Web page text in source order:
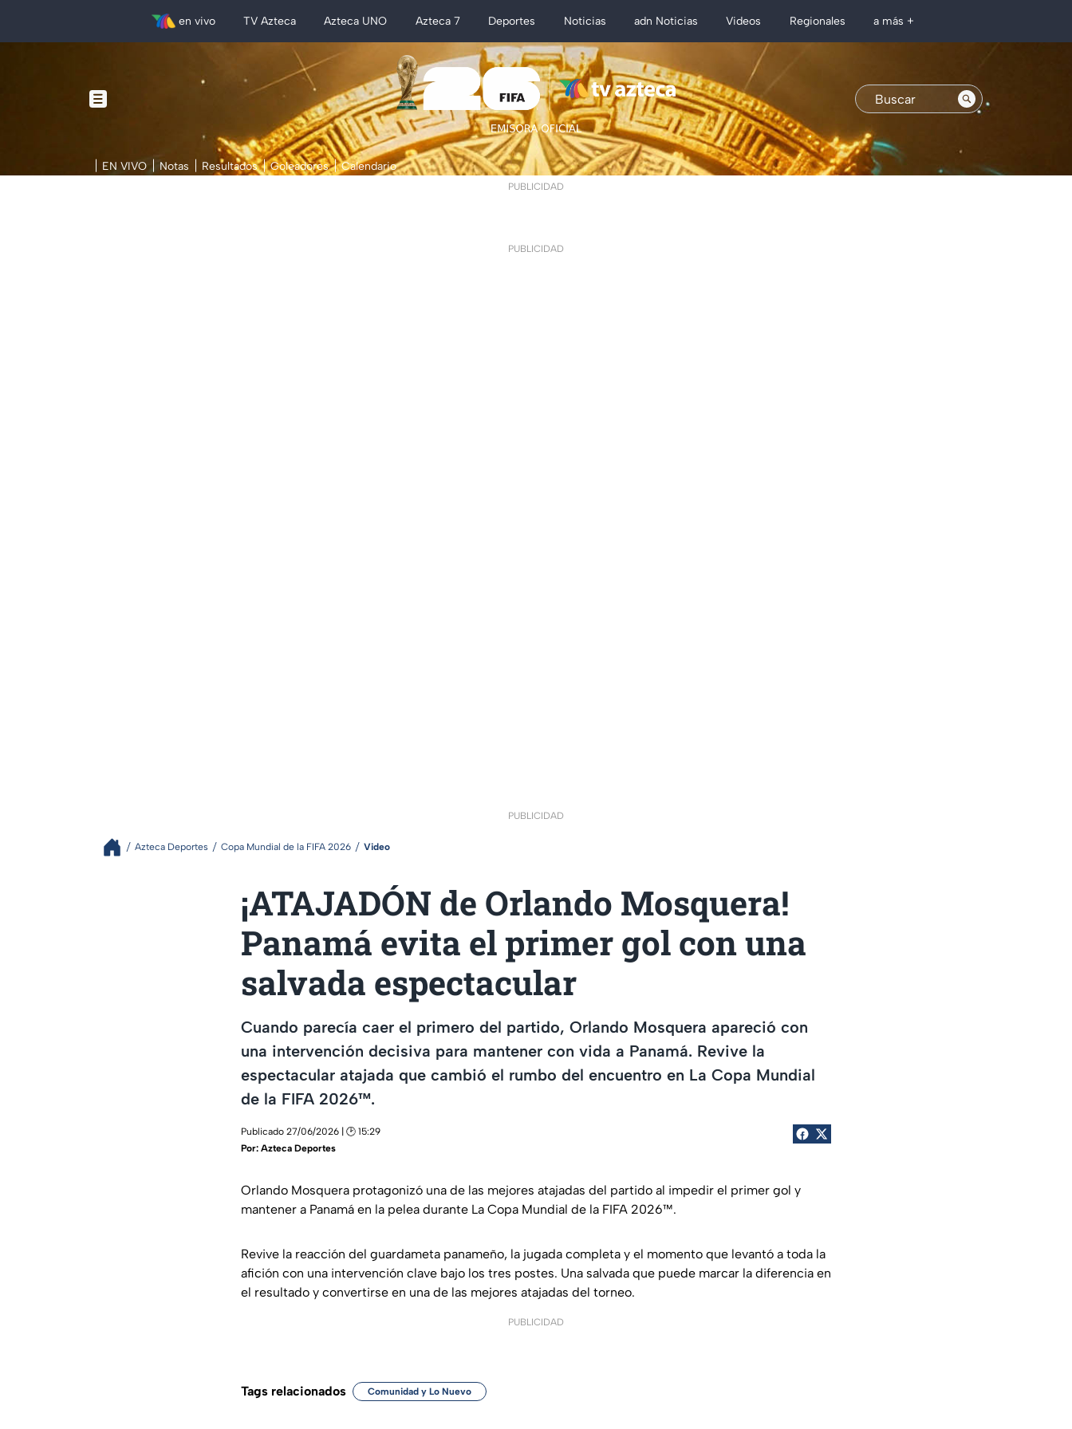
en vivo TV Azteca Azteca UNO Azteca 7 Deportes Noticias adn Noticias Videos Regionales a más +
EN VIVO Notas Resultados Goleadores Calendario
PUBLICIDAD
PUBLICIDAD
PUBLICIDAD
Azteca Deportes Copa Mundial de la FIFA 2026 Video
¡ATAJADÓN de Orlando Mosquera!
Panamá evita el primer gol con una
salvada espectacular
Cuando parecía caer el primero del partido, Orlando Mosquera apareció con
una intervención decisiva para mantener con vida a Panamá. Revive la
espectacular atajada que cambió el rumbo del encuentro en La Copa Mundial
de la FIFA 2026™.
Publicado 27/06/2026 | 🕑 15:29
Por: Azteca Deportes
Orlando Mosquera protagonizó una de las mejores atajadas del partido al impedir el primer gol y
mantener a Panamá en la pelea durante La Copa Mundial de la FIFA 2026™.
Revive la reacción del guardameta panameño, la jugada completa y el momento que levantó a toda la
afición con una intervención clave bajo los tres postes. Una salvada que puede marcar la diferencia en
el resultado y convertirse en una de las mejores atajadas del torneo.
PUBLICIDAD
Tags relacionados Comunidad y Lo Nuevo